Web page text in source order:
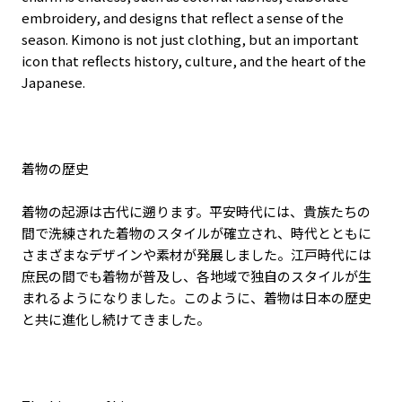
embroidery, and designs that reflect a sense of the
season. Kimono is not just clothing, but an important
icon that reflects history, culture, and the heart of the
Japanese.
着物の歴史
着物の起源は古代に遡ります。平安時代には、貴族たちの
間で洗練された着物のスタイルが確立され、時代とともに
さまざまなデザインや素材が発展しました。江戸時代には
庶民の間でも着物が普及し、各地域で独自のスタイルが生
まれるようになりました。このように、着物は日本の歴史
と共に進化し続けてきました。